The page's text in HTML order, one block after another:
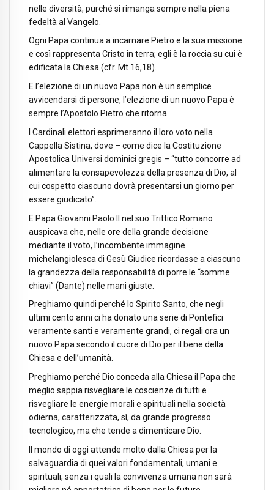
nelle diversità, purché si rimanga sempre nella piena
fedeltà al Vangelo.
Ogni Papa continua a incarnare Pietro e la sua missione
e così rappresenta Cristo in terra; egli è la roccia su cui è
edificata la Chiesa (cfr. Mt 16,18).
E l’elezione di un nuovo Papa non è un semplice
avvicendarsi di persone, l’elezione di un nuovo Papa è
sempre l’Apostolo Pietro che ritorna.
I Cardinali elettori esprimeranno il loro voto nella
Cappella Sistina, dove – come dice la Costituzione
Apostolica Universi dominici gregis – “tutto concorre ad
alimentare la consapevolezza della presenza di Dio, al
cui cospetto ciascuno dovrà presentarsi un giorno per
essere giudicato”.
E Papa Giovanni Paolo II nel suo Trittico Romano
auspicava che, nelle ore della grande decisione
mediante il voto, l’incombente immagine
michelangiolesca di Gesù Giudice ricordasse a ciascuno
la grandezza della responsabilità di porre le “somme
chiavi” (Dante) nelle mani giuste.
Preghiamo quindi perché lo Spirito Santo, che negli
ultimi cento anni ci ha donato una serie di Pontefici
veramente santi e veramente grandi, ci regali ora un
nuovo Papa secondo il cuore di Dio per il bene della
Chiesa e dell’umanità.
Preghiamo perché Dio conceda alla Chiesa il Papa che
meglio sappia risvegliare le coscienze di tutti e
risvegliare le energie morali e spirituali nella società
odierna, caratterizzata, sì, da grande progresso
tecnologico, ma che tende a dimenticare Dio.
Il mondo di oggi attende molto dalla Chiesa per la
salvaguardia di quei valori fondamentali, umani e
spirituali, senza i quali la convivenza umana non sarà